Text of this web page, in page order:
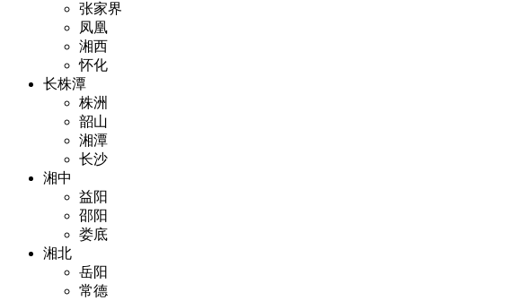
张家界
凤凰
湘西
怀化
长株潭
株洲
韶山
湘潭
长沙
湘中
益阳
邵阳
娄底
湘北
岳阳
常德